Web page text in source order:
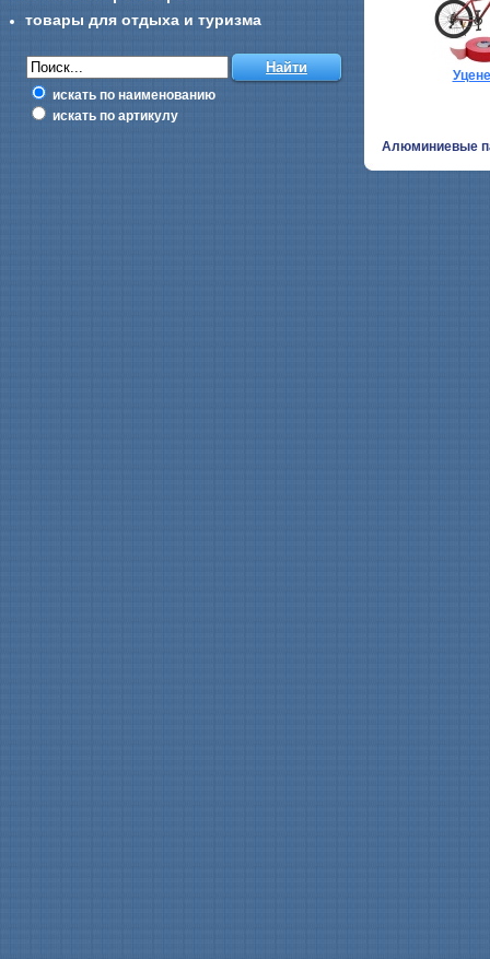
товары для отдыха и туризма
искать по наименованию
искать по артикулу
Алюминиевые